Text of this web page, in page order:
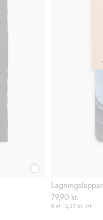
Lagningslappar
79,90 kr.
6 st. 13,32 kr. /st